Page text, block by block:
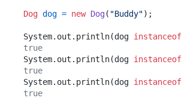
Dog dog = new Dog( "Buddy");
System.out.println(dog instanceof
true
System.out.println(dog instanceof
true
System.out.println(dog instanceof
true